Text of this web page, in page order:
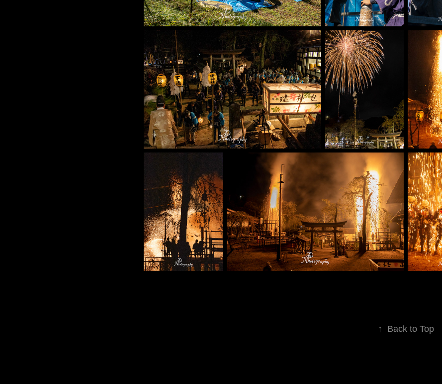
↑ Back to Top